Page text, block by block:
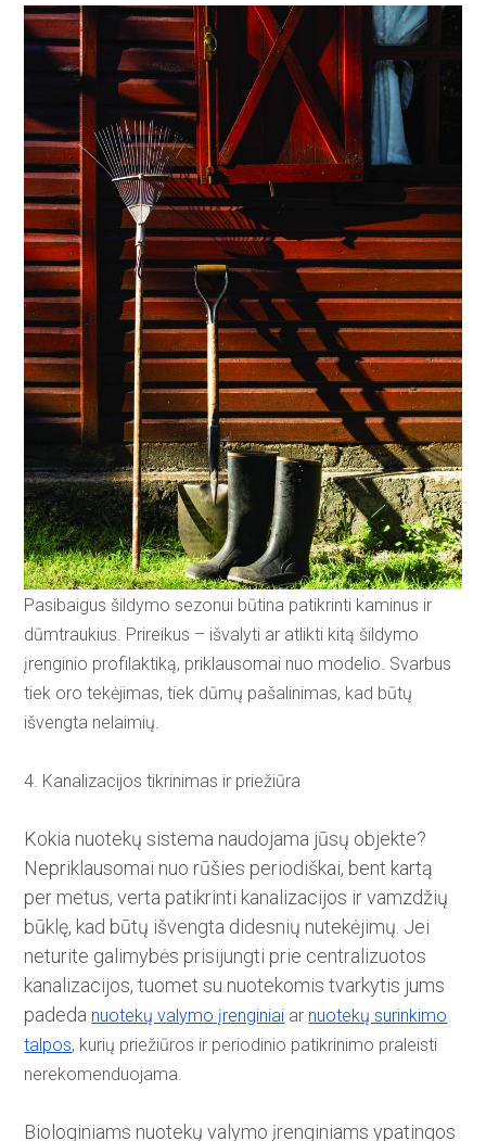
Pasibaigus šildymo sezonui būtina patikrinti kaminus ir
dūmtraukius. Prireikus – išvalyti ar atlikti kitą šildymo
įrenginio profilaktiką, priklausomai nuo modelio. Svarbus
tiek oro tekėjimas, tiek dūmų pašalinimas, kad būtų
išvengta nelaimių.
4. Kanalizacijos tikrinimas ir priežiūra
Kokia nuotekų sistema naudojama jūsų objekte?
Nepriklausomai nuo rūšies periodiškai, bent kartą
per metus, verta patikrinti kanalizacijos ir vamzdžių
būklę, kad būtų išvengta didesnių nutekėjimų. Jei
neturite galimybės prisijungti prie centralizuotos
kanalizacijos, tuomet su nuotekomis tvarkytis jums
padeda nuotekų valymo įrenginiai ar nuotekų surinkimo
talpos, kurių priežiūros ir periodinio patikrinimo praleisti
nerekomenduojama.
Biologiniams nuotekų valymo įrenginiams ypatingos